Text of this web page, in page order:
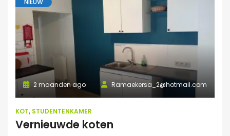
NIEUW
Ramaekersa_2@hotmail.com
2 maanden ago
KOT, STUDENTENKAMER
Vernieuwde koten